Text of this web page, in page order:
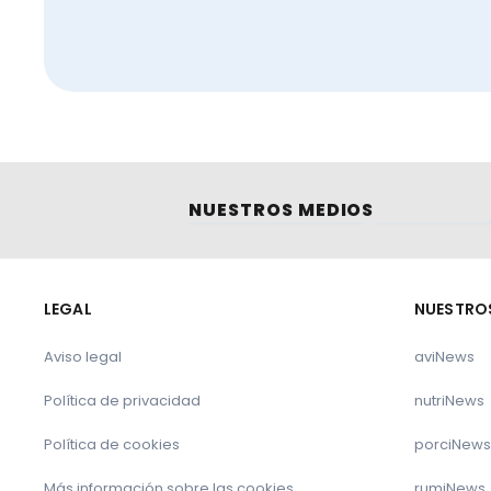
¿Cómo reducir la resistencia a los
NUESTROS MEDIOS
LEGAL
Aviso legal
Política de privacidad
Política de cookies
aviNews
nutriNews
porciNews